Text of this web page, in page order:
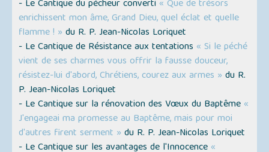
- Le Cantique du pécheur converti « Que de trésors
enrichissent mon âme, Grand Dieu, quel éclat et quelle
flamme ! » du R. P. Jean-Nicolas Loriquet
- Le Cantique de Résistance aux tentations « Si le péché
vient de ses charmes vous offrir la fausse douceur,
résistez-lui d'abord, Chrétiens, courez aux armes » du R.
P. Jean-Nicolas Loriquet
- Le Cantique sur la rénovation des Vœux du Baptême «
J'engageai ma promesse au Baptême, mais pour moi
d'autres firent serment » du R. P. Jean-Nicolas Loriquet
- Le Cantique sur les avantages de l'Innocence «